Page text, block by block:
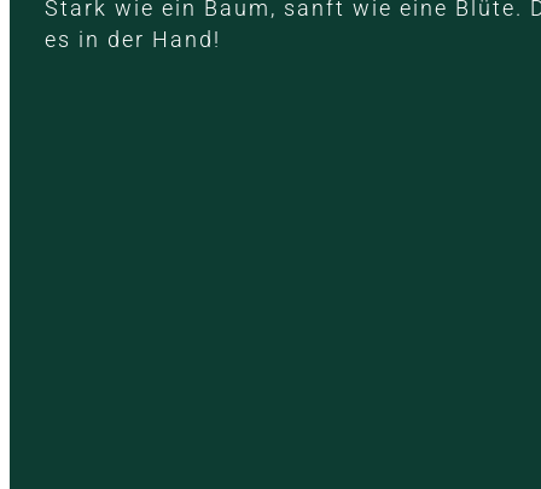
Stark wie ein Baum, sanft wie eine Blüte.
es in der Hand!